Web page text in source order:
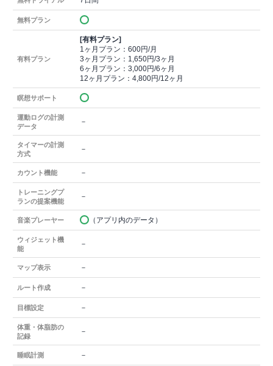
無料プラン
有料プラン
[有料プラン]
1ヶ月プラン：600円/月
3ヶ月プラン：1,650円/3ヶ月
6ヶ月プラン：3,000円/6ヶ月
12ヶ月プラン：4,800円/12ヶ月
瞑想サポート
運動ログの計測
データ
－
タイマーの計測
方式
－
カウント機能 －
トレーニングプ
ランの提案機能
－
音楽プレーヤー （アプリ内のデータ）
ウィジェット機
能
－
マップ表示 －
ルート作成 －
目標設定 －
体重・体脂肪の
記録
－
睡眠計測 －